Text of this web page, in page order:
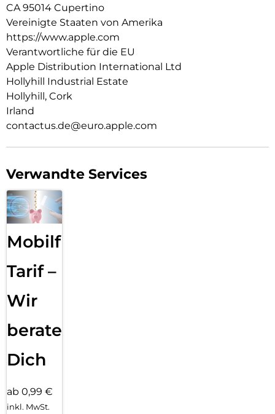
CA 95014 Cupertino
Vereinigte Staaten von Amerika
https://www.apple.com
Verantwortliche für die EU
Apple Distribution International Ltd
Hollyhill Industrial Estate
Hollyhill, Cork
Irland
contactus.de@euro.apple.com
Verwandte Services
Mobilfunk
Tarif –
Wir
beraten
Dich
ab 0,99 €
inkl. MwSt.